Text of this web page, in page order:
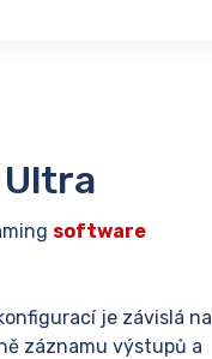
software
je závislá na
záznamu výstupů a